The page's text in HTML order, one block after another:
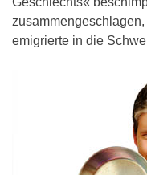
emigrierte in die